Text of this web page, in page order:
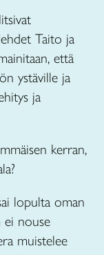
Taito ja
että
ystäville ja
ja
kerran,
lopulta oman
ei nouse
muistelee